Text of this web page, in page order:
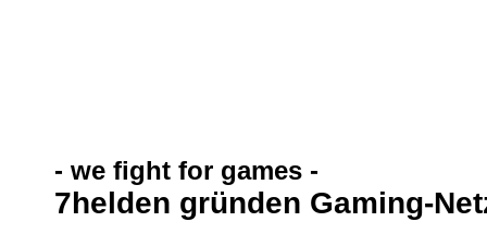
- we fight for games -
7helden gründen Gaming-